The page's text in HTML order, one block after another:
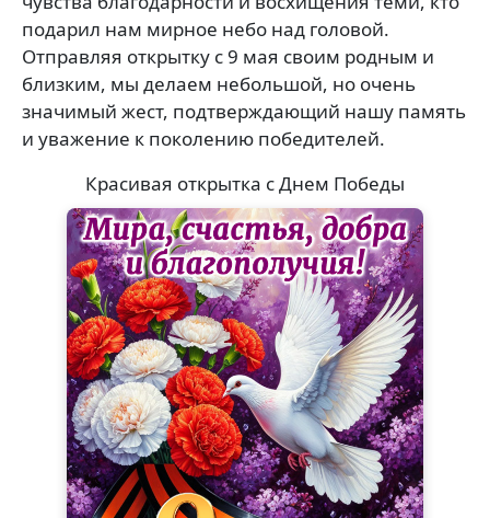
подарил нам мирное небо над головой.
Отправляя открытку с 9 мая своим родным и
близким, мы делаем небольшой, но очень
значимый жест, подтверждающий нашу память
и уважение к поколению победителей.
Красивая открытка с Днем Победы